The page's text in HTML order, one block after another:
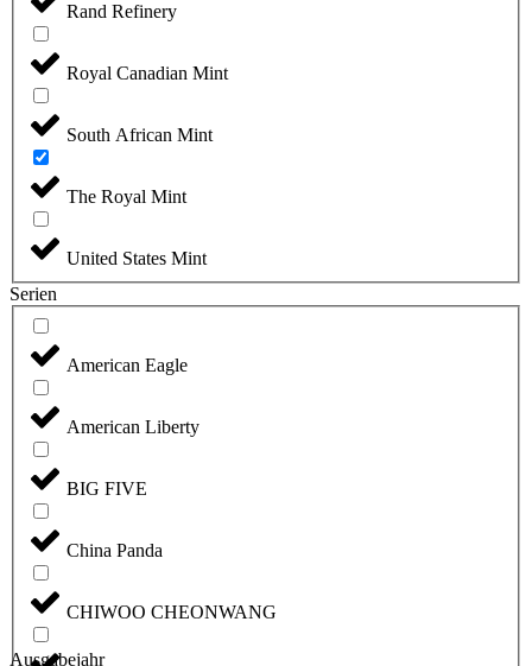
Rand Refinery
Royal Canadian Mint
South African Mint
The Royal Mint
United States Mint
Serien
American Eagle
American Liberty
BIG FIVE
China Panda
CHIWOO CHEONWANG
Ausgabejahr